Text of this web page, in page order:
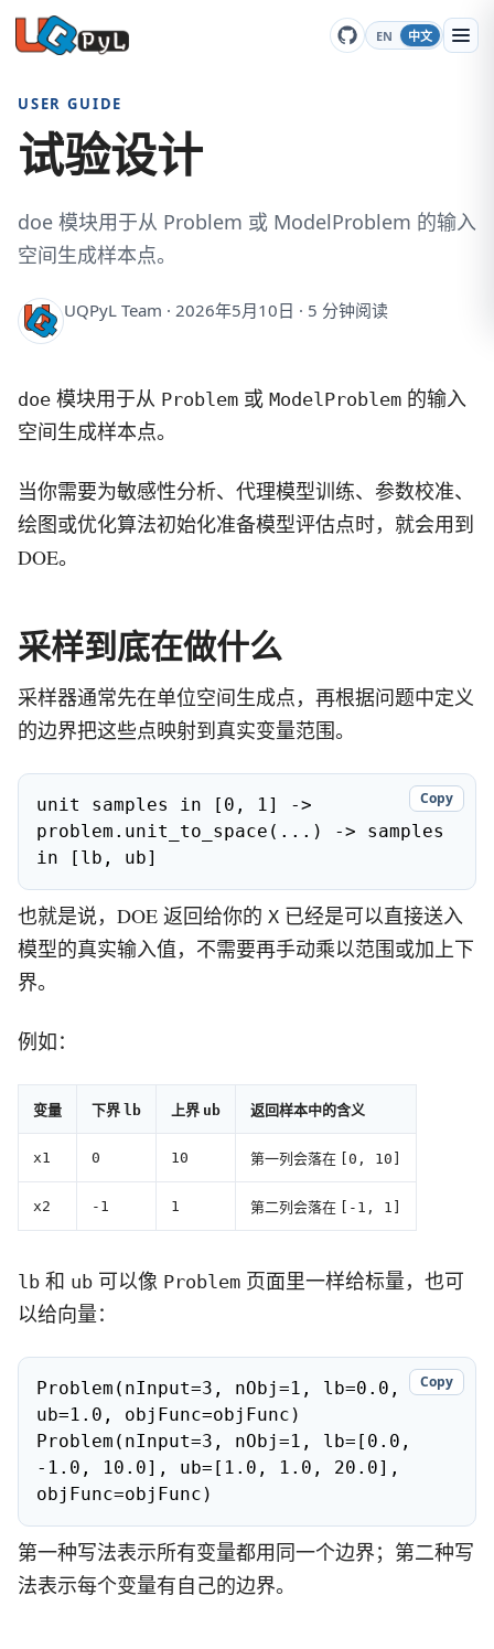
EN 中文
USER GUIDE
试验设计
doe 模块用于从 Problem 或 ModelProblem 的输入
空间生成样本点。
UQPyL Team · 2026年5月10日 · 5 分钟阅读
doe 模块用于从 Problem 或 ModelProblem 的输入
空间生成样本点。
当你需要为敏感性分析、代理模型训练、参数校准、
绘图或优化算法初始化准备模型评估点时，就会用到
DOE。
采样到底在做什么
采样器通常先在单位空间生成点，再根据问题中定义
的边界把这些点映射到真实变量范围。
unit samples in [0, 1] ->
problem.unit_to_space(...) -> samples
in [lb, ub]
Copy
也就是说，DOE 返回给你的 X 已经是可以直接送入
模型的真实输入值，不需要再手动乘以范围或加上下
界。
例如：
变量 下界 lb 上界 ub 返回样本中的含义
x1 0 10 第一列会落在 [0, 10]
x2 -1 1 第二列会落在 [-1, 1]
lb 和 ub 可以像 Problem 页面里一样给标量，也可
以给向量：
Problem(nInput=3, nObj=1, lb=0.0,
ub=1.0, objFunc=objFunc)
Problem(nInput=3, nObj=1, lb=[0.0,
-1.0, 10.0], ub=[1.0, 1.0, 20.0],
objFunc=objFunc)
Copy
第一种写法表示所有变量都用同一个边界；第二种写
法表示每个变量有自己的边界。